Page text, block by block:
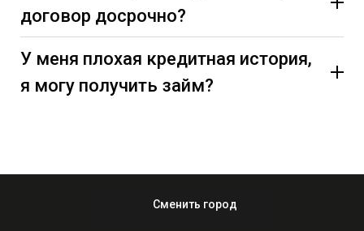
договор досрочно?
У меня плохая кредитная история,
я могу получить займ?
Сменить город